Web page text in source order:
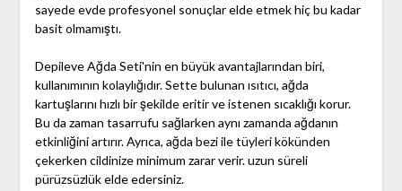
sayede evde profesyonel sonuçlar elde etmek hiç bu kadar
basit olmamıştı.
Depileve Ağda Seti'nin en büyük avantajlarından biri,
kullanımının kolaylığıdır. Sette bulunan ısıtıcı, ağda
kartuşlarını hızlı bir şekilde eritir ve istenen sıcaklığı korur.
Bu da zaman tasarrufu sağlarken aynı zamanda ağdanın
etkinliğini artırır. Ayrıca, ağda bezi ile tüyleri kökünden
çekerken cildinize minimum zarar verir. uzun süreli
pürüzsüzlük elde edersiniz.